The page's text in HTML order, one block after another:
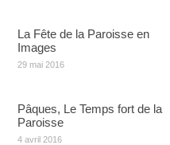
La Fête de la Paroisse en
Images
29 mai 2016
Pâques, Le Temps fort de la
Paroisse
4 avril 2016